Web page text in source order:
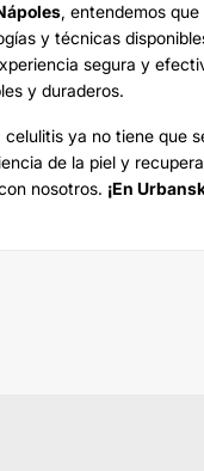
, entendemos
y técnicas
segura y
y duraderos.
celulitis ya no tiene que
de la piel y
nosotros. ¡En